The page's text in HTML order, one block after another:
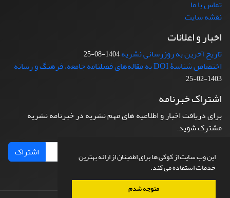
این وب سایت از کوکی ها برای اطمینان از ارائه بهترین
خدمات استفاده می کند.
متوجه شدم
تماس با ما
نقشه سایت
اخبار و اعلانات
تاریخ آخرین به روزرسانی نشریه1404-08-25
اختصاص شناسۀ DOI به مقاله‌های فصلنامه جامعه، فرهنگ و رسانه
1403-02-25
اشتراک خبرنامه
برای دریافت اخبار و اطلاعیه های مهم نشریه در خبرنامه نشریه
مشترک شوید.
اشتراک